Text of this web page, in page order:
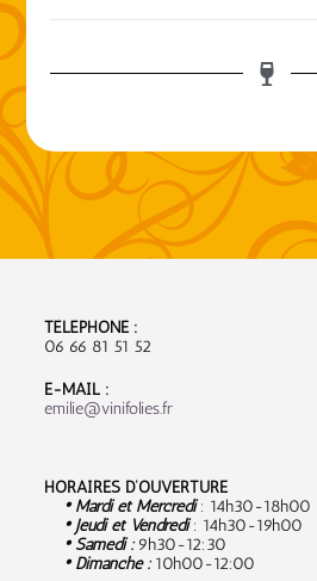
TÉLÉPHONE :
06 66 81 51 52
E-MAIL :
emilie@vinifolies.fr
HORAIRES D’OUVERTURE
• Mardi et Mercredi: 14h30-18h00
• Jeudi et Vendredi: 14h30-19h00
• Samedi :9h30-12:30
• Dimanche :10h00-12:00